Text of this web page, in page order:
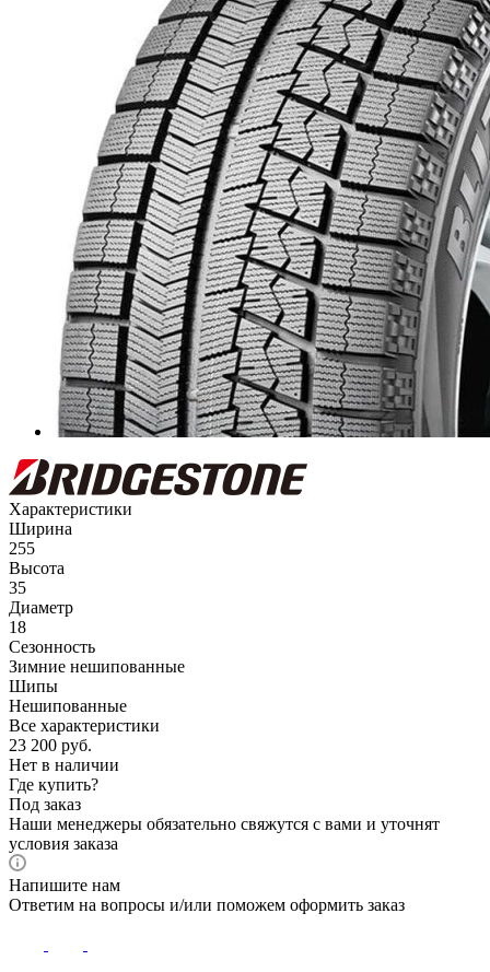
Характеристики
Ширина
255
Высота
35
Диаметр
18
Сезонность
Зимние нешипованные
Шипы
Нешипованные
Все характеристики
23 200 руб.
Нет в наличии
Где купить?
Под заказ
Наши менеджеры обязательно свяжутся с вами и уточнят
условия заказа
Напишите нам
Ответим на вопросы и/или поможем оформить заказ